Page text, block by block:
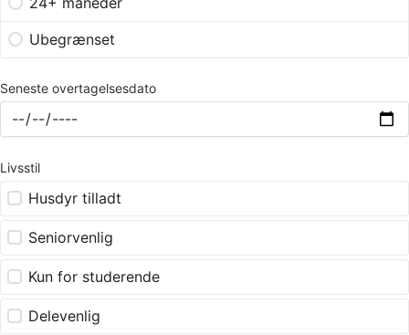
Ubegrænset
Seneste overtagelsesdato
Livsstil
Husdyr tilladt
Seniorvenlig
Kun for studerende
Delevenlig